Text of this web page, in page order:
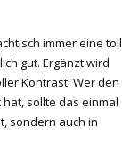
immer eine
gut. Ergänzt wird
Kontrast. Wer den
sollte das einmal
sondern auch in